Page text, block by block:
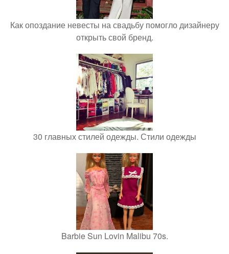
Как опоздание невесты на свадьбу помогло дизайнеру
открыть свой бренд.
30 главных стилей одежды. Стили одежды
Barbie Sun Lovin Malibu 70s.